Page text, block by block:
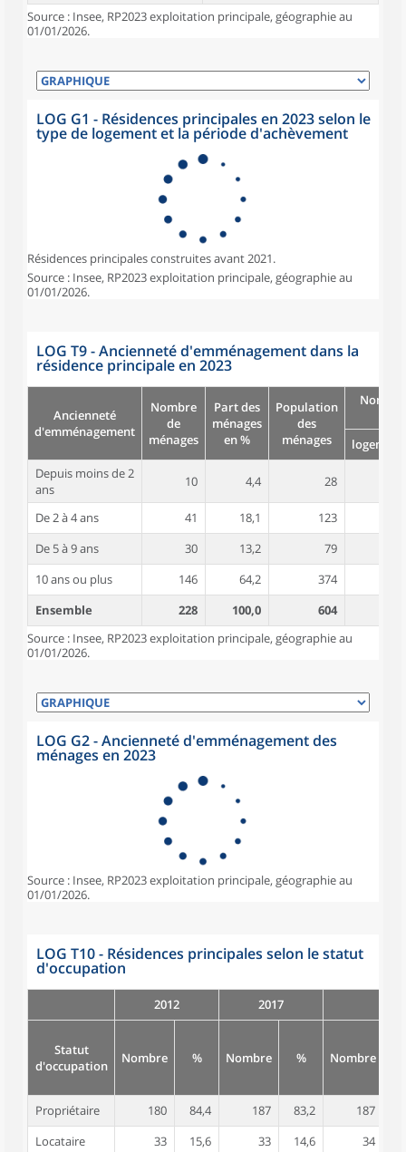
Source : Insee, RP2023 exploitation principale, géographie au
01/01/2026.
LOG G1 - Résidences principales en 2023 selon le
type de logement et la période d'achèvement
Résidences principales construites avant 2021.
Source : Insee, RP2023 exploitation principale, géographie au
01/01/2026.
LOG T9 - Ancienneté d'emménagement dans la
résidence principale en 2023
Ancienneté
d'emménagement
Nombre
de
ménages
Part des
ménages
en %
Population
des
ménages
logement
Depuis moins de 2
ans
10 4,4 28
De 2 à 4 ans 41 18,1 123
De 5 à 9 ans
30 13,2 79
10 ans ou plus
146 64,2 374
Ensemble
228 100,0 604
Source : Insee, RP2023 exploitation principale, géographie au
01/01/2026.
LOG G2 - Ancienneté d'emménagement des
ménages en 2023
Source : Insee, RP2023 exploitation principale, géographie au
01/01/2026.
LOG T10 - Résidences principales selon le statut
d'occupation
2012 2017
Statut
d'occupation
Nombre % Nombre % Nombre
Propriétaire 180 84,4 187 83,2 187
Locataire
33 15,6 33 14,6 34